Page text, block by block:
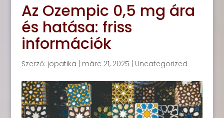
Az Ozempic 0,5 mg ára
és hatása: friss
információk
Szerző: jopatika márc 21, 2025 Uncategorized